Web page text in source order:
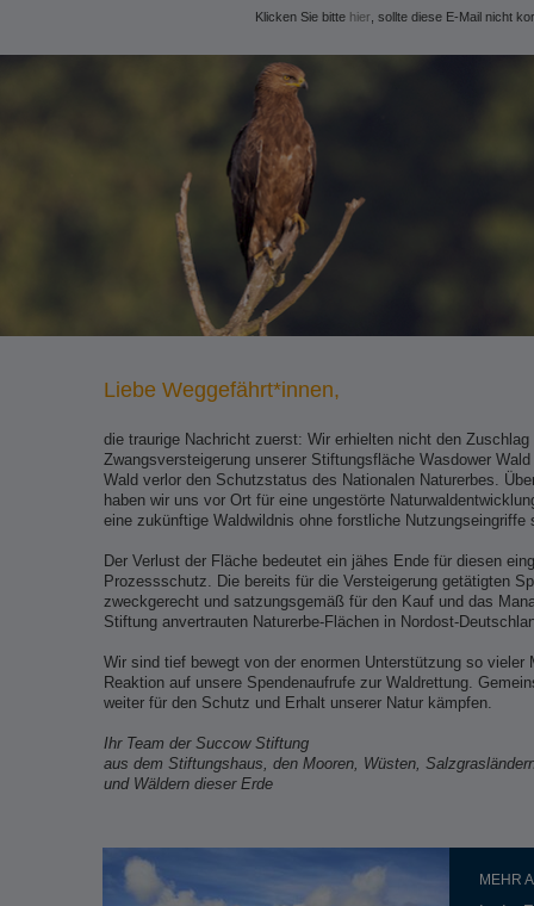
Klicken Sie bitte hier, sollte diese E-Mail nicht
Liebe Weggefährt*innen,
die traurige Nachricht zuerst: Wir erhielten nicht den Zuschlag
Zwangsversteigerung unserer Stiftungsfläche Wasdower
Wald verlor den Schutzstatus des Nationalen Naturerbes.
haben wir uns vor Ort für eine ungestörte
eine zukünftige Waldwildnis ohne forstliche Nutzungseingriffe
Der Verlust der Fläche bedeutet ein jähes Ende für diesen
Prozessschutz. Die bereits für die Versteigerung getätigten
zweckgerecht und satzungsgemäß für den Kauf und das
Stiftung anvertrauten Naturerbe-Flächen in Nordost-
Wir sind tief bewegt von der enormen Unterstützung so vieler
Reaktion auf unsere Spendenaufrufe zur Waldrettung.
weiter für den Schutz und Erhalt unserer Natur kämpfen.
Ihr Team der Succow Stiftung
aus dem Stiftungshaus, den Mooren, Wüsten,
und Wäldern dieser Erde
MEHR